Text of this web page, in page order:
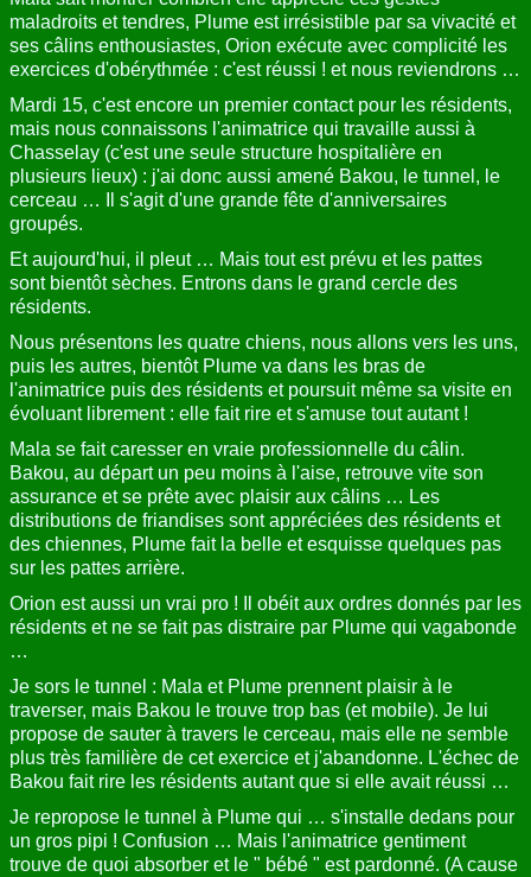
maladroits et tendres, Plume est irrésistible par sa vivacité et
ses câlins enthousiastes, Orion exécute avec complicité les
exercices d'obérythmée : c'est réussi ! et nous reviendrons …
Mardi 15, c'est encore un premier contact pour les résidents,
mais nous connaissons l'animatrice qui travaille aussi à
Chasselay (c'est une seule structure hospitalière en
plusieurs lieux) : j'ai donc aussi amené Bakou, le tunnel, le
cerceau … Il s'agit d'une grande fête d'anniversaires
groupés.
Et aujourd'hui, il pleut … Mais tout est prévu et les pattes
sont bientôt sèches. Entrons dans le grand cercle des
résidents.
Nous présentons les quatre chiens, nous allons vers les uns,
puis les autres, bientôt Plume va dans les bras de
l'animatrice puis des résidents et poursuit même sa visite en
évoluant librement : elle fait rire et s'amuse tout autant !
Mala se fait caresser en vraie professionnelle du câlin.
Bakou, au départ un peu moins à l'aise, retrouve vite son
assurance et se prête avec plaisir aux câlins … Les
distributions de friandises sont appréciées des résidents et
des chiennes, Plume fait la belle et esquisse quelques pas
sur les pattes arrière.
Orion est aussi un vrai pro ! Il obéit aux ordres donnés par les
résidents et ne se fait pas distraire par Plume qui vagabonde
…
Je sors le tunnel : Mala et Plume prennent plaisir à le
traverser, mais Bakou le trouve trop bas (et mobile). Je lui
propose de sauter à travers le cerceau, mais elle ne semble
plus très familière de cet exercice et j'abandonne. L'échec de
Bakou fait rire les résidents autant que si elle avait réussi …
Je repropose le tunnel à Plume qui … s'installe dedans pour
un gros pipi ! Confusion … Mais l'animatrice gentiment
trouve de quoi absorber et le " bébé " est pardonné. (A cause